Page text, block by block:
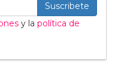
Suscribete
y la política de